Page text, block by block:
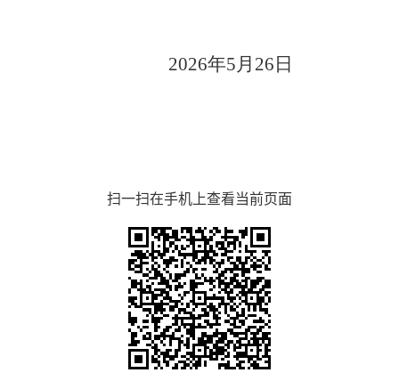
2026年5月 26 日
扫一扫在手机上查看当前页面